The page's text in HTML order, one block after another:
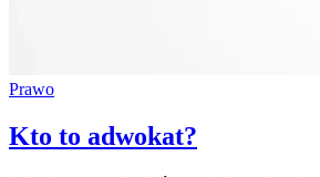
Prawo
Kto to adwokat?